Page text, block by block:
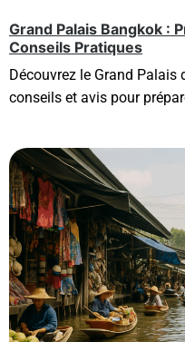
Grand Palais Bangkok :
Conseils Pratiques
Découvrez le Grand Palais
conseils et avis pour